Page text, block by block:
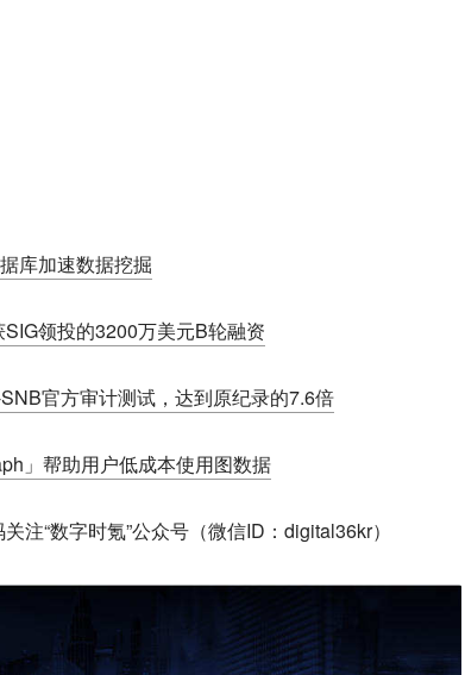
库加速数据挖掘
领投的3200万美元B轮融资
官方审计测试，达到原纪录的7.6倍
」帮助用户低成本使用图数据
注“数字时氪”公众号（微信ID：digital36kr）